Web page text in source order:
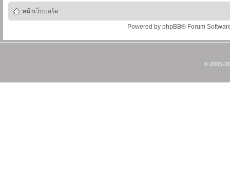
หน้าเว็บบอร์ด
Powered by phpBB® Forum
© 2005-